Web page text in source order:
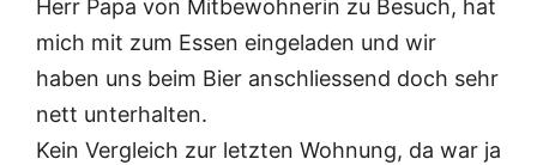
Herr Papa von Mitbewohnerin zu Besuch, hat
mich mit zum Essen eingeladen und wir
haben uns beim Bier anschliessend doch sehr
nett unterhalten.
Kein Vergleich zur letzten Wohnung, da war ja